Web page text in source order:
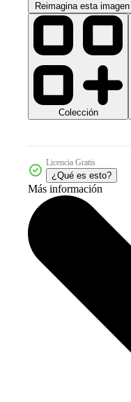
Reimagina esta imagen
Colección
Licencia Gratis
¿Qué es esto?
Más información